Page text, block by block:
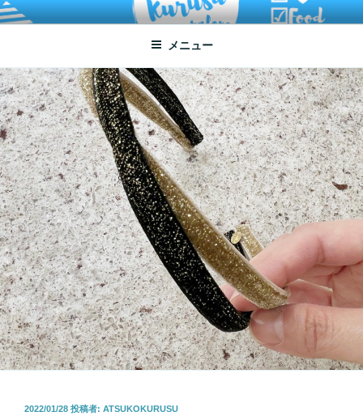
コ
ン
ン
ツ
へ
ス
キ
ッ
プ
ATSUKO KURUSU SALONE
written by Atsuko Kurusu
メニュー
投
2022/01/28 投稿者: ATSUKOKURUSU